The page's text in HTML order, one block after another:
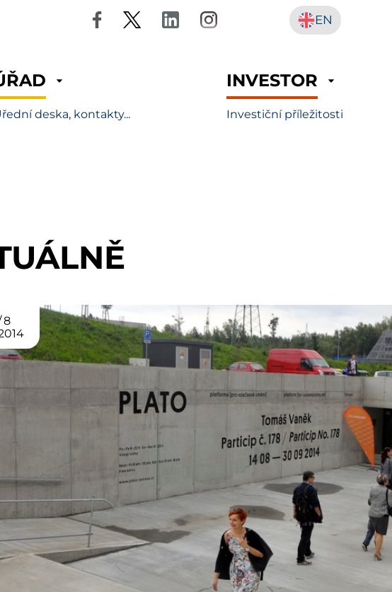
EN
deska, kontakty...
INVESTOR
Investiční příležitosti
8